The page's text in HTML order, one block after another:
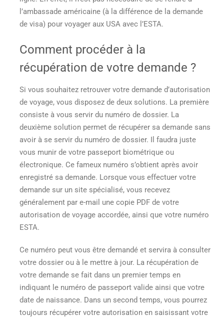
l’ambassade américaine (à la différence de la demande
de visa) pour voyager aux USA avec l’ESTA.
Comment procéder à la
récupération de votre demande ?
Si vous souhaitez retrouver votre demande d’autorisation
de voyage, vous disposez de deux solutions. La première
consiste à vous servir du numéro de dossier. La
deuxième solution permet de récupérer sa demande sans
avoir à se servir du numéro de dossier. Il faudra juste
vous munir de votre passeport biométrique ou
électronique. Ce fameux numéro s’obtient après avoir
enregistré sa demande. Lorsque vous effectuer votre
demande sur un site spécialisé, vous recevez
généralement par e-mail une copie PDF de votre
autorisation de voyage accordée, ainsi que votre numéro
ESTA.
Ce numéro peut vous être demandé et servira à consulter
votre dossier ou à le mettre à jour. La récupération de
votre demande se fait dans un premier temps en
indiquant le numéro de passeport valide ainsi que votre
date de naissance. Dans un second temps, vous pourrez
toujours récupérer votre autorisation en saisissant votre